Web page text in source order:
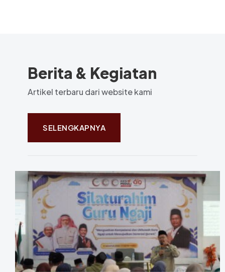
Berita & Kegiatan
Artikel terbaru dari website kami
SELENGKAPNYA